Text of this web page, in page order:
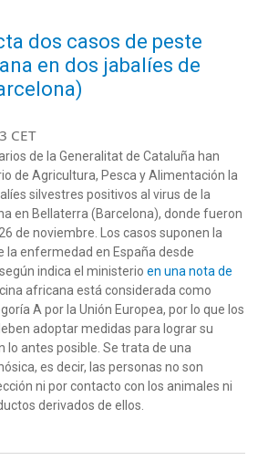
dos casos de peste
en dos jabalíes de
CET
de la Generalitat de Cataluña han
de Agricultura, Pesca y Alimentación la
silvestres positivos al virus de la
en Bellaterra (Barcelona), donde fueron
de noviembre. Los casos suponen la
la enfermedad en España desde
indica el ministerio en una nota de
africana está considerada como
A por la Unión Europea, por lo que los
adoptar medidas para lograr su
lo antes posible. Se trata de una
es decir, las personas no son
ni por contacto con los animales ni
derivados de ellos.